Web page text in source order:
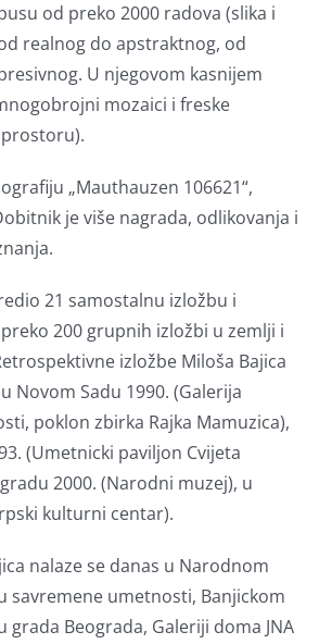
od preko 2000 radova (slika i
realnog do apstraktnog, od
U njegovom kasnijem
mozaici i freske
„Mauthauzen 106621“,
je više nagrada, odlikovanja i
21 samostalnu izložbu i
200 grupnih izložbi u zemlji i
izložbe Miloša Bajica
Novom Sadu 1990. (Galerija
poklon zbirka Rajka Mamuzica),
(Umetnicki paviljon Cvijeta
2000. (Narodni muzej), u
kulturni centar).
nalaze se danas u Narodnom
savremene umetnosti, Banjickom
grada Beograda, Galeriji doma JNA